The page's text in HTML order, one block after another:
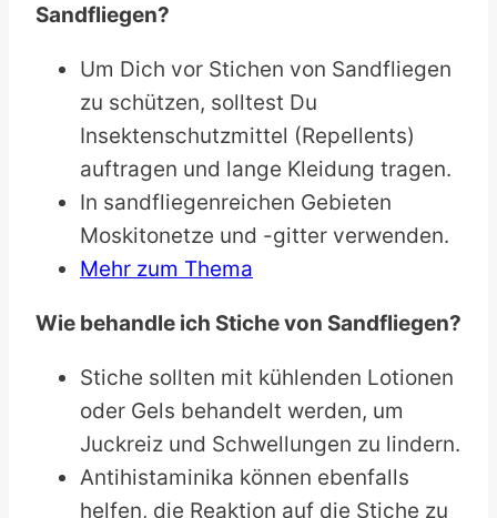
Sandfliegen?
Um Dich vor Stichen von Sandfliegen
zu schützen, solltest Du
Insektenschutzmittel (Repellents)
auftragen und lange Kleidung tragen.
In sandfliegenreichen Gebieten
Moskitonetze und -gitter verwenden.
Mehr zum Thema
Wie behandle ich Stiche von Sandfliegen?
Stiche sollten mit kühlenden Lotionen
oder Gels behandelt werden, um
Juckreiz und Schwellungen zu lindern.
Antihistaminika können ebenfalls
helfen, die Reaktion auf die Stiche zu